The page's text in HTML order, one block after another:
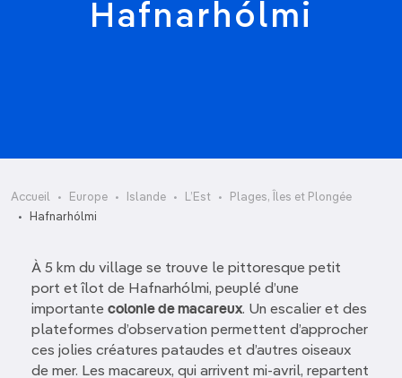
Hafnarhólmi
Accueil Europe Islande L’Est
Plages, Îles et Plongée
Hafnarhólmi
À 5 km du village se trouve le pittoresque petit
port et îlot ­de Hafnar­hólmi, peuplé d’une
importante colonie de macareux. Un escalier et des
plateformes d’observation permettent d’approcher
ces jolies créatures pataudes et d’autres oiseaux
de mer. Les macareux, qui arrivent mi-avril, repartent